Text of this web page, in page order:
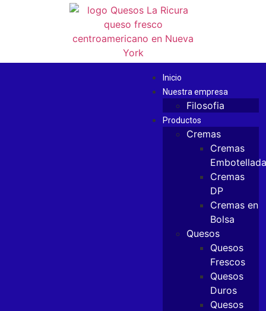
Inicio
Nuestra empresa
Filosofia
Productos
Cremas
Cremas
Cremas
DP
Cremas en
Bolsa
Quesos
Quesos
Frescos
Quesos
Duros
Quesos